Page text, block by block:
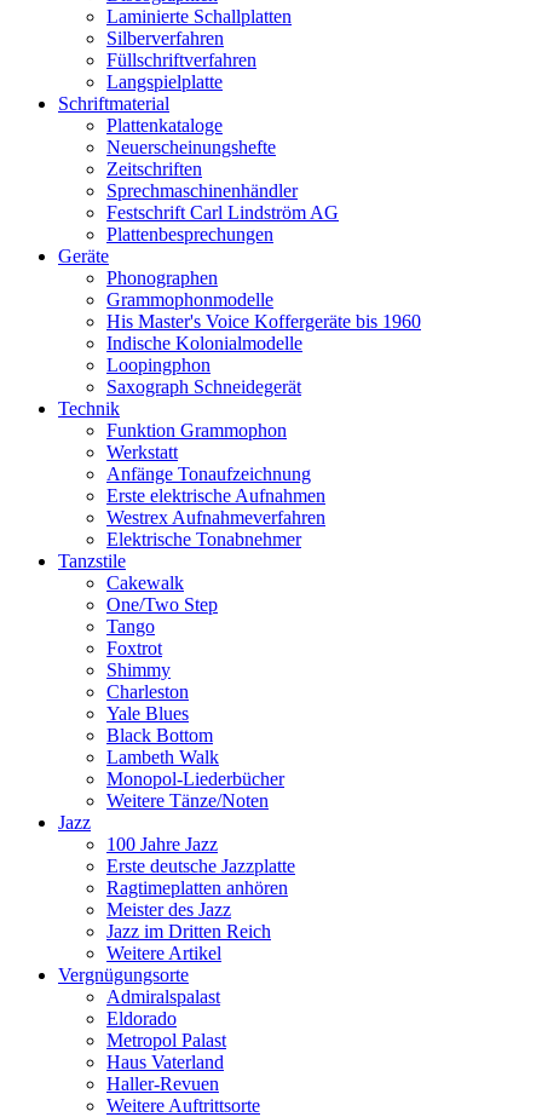
Laminierte Schallplatten
Silberverfahren
Füllschriftverfahren
Langspielplatte
Schriftmaterial
Plattenkataloge
Neuerscheinungshefte
Zeitschriften
Sprechmaschinenhändler
Festschrift Carl Lindström AG
Plattenbesprechungen
Geräte
Phonographen
Grammophonmodelle
His Master's Voice Koffergeräte bis 1960
Indische Kolonialmodelle
Loopingphon
Saxograph Schneidegerät
Technik
Funktion Grammophon
Werkstatt
Anfänge Tonaufzeichnung
Erste elektrische Aufnahmen
Westrex Aufnahmeverfahren
Elektrische Tonabnehmer
Tanzstile
Cakewalk
One/Two Step
Tango
Foxtrot
Shimmy
Charleston
Yale Blues
Black Bottom
Lambeth Walk
Monopol-Liederbücher
Weitere Tänze/Noten
Jazz
100 Jahre Jazz
Erste deutsche Jazzplatte
Ragtimeplatten anhören
Meister des Jazz
Jazz im Dritten Reich
Weitere Artikel
Vergnügungsorte
Admiralspalast
Eldorado
Metropol Palast
Haus Vaterland
Haller-Revuen
Weitere Auftrittsorte